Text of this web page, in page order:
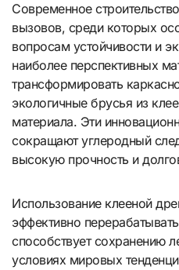
Современное строительство сталкивается с рядом
вызовов, среди которых
вопросам устойчивости и
наиболее перспективных
трансформировать
экологичные брусья из
материала. Эти
сокращают углеродный
высокую прочность и
Использование клееной
эффективно
способствует сохранению
условиях мировых